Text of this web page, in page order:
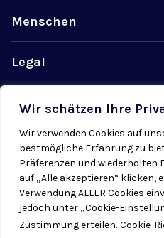
Wir schätzen Ihre
Wir verwenden Cookies auf
bestmögliche Erfahrung zu
Präferenzen und wiederholten
auf „Alle akzeptieren“ klicken,
Verwendung ALLER Cookies
jedoch unter „Cookie-
Zustimmung erteilen. Cookie-
Menschen
Legal
Datenschutz
Cookiebestimmungen
© 2026 Radial. Alle Rechte